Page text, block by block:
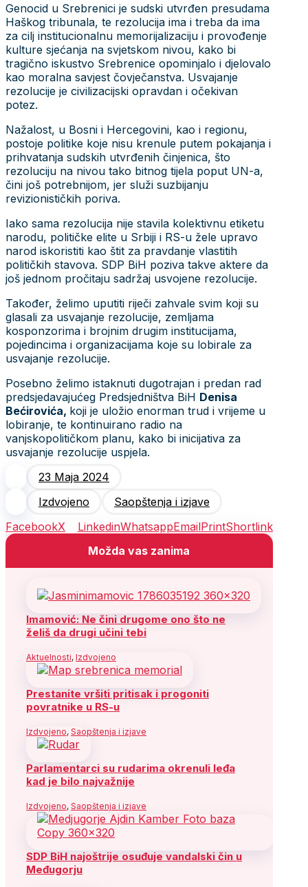
Genocid u Srebrenici je sudski utvrđen presudama
Haškog tribunala, te rezolucija ima i treba da ima
za cilj institucionalnu memorijalizaciju i provođenje
kulture sjećanja na svjetskom nivou, kako bi
tragično iskustvo Srebrenice opominjalo i djelovalo
kao moralna savjest čovječanstva. Usvajanje
rezolucije je civilizacijski opravdan i očekivan
potez.
Nažalost, u Bosni i Hercegovini, kao i regionu,
postoje politike koje nisu krenule putem pokajanja i
prihvatanja sudskih utvrđenih činjenica, što
rezoluciju na nivou tako bitnog tijela poput UN-a,
čini još potrebnijom, jer služi suzbijanju
revizionističkih poriva.
Iako sama rezolucija nije stavila kolektivnu etiketu
narodu, političke elite u Srbiji i RS-u žele upravo
narod iskoristiti kao štit za pravdanje vlastitih
političkih stavova. SDP BiH poziva takve aktere da
još jednom pročitaju sadržaj usvojene rezolucije.
Također, želimo uputiti riječi zahvale svim koji su
glasali za usvajanje rezolucije, zemljama
kosponzorima i brojnim drugim institucijama,
pojedincima i organizacijama koje su lobirale za
usvajanje rezolucije.
Posebno želimo istaknuti dugotrajan i predan rad
predsjedavajućeg Predsjedništva BiH Denisa
Bećirovića, koji je uložio enorman trud i vrijeme u
lobiranje, te kontinuirano radio na
vanjskopolitičkom planu, kako bi inicijativa za
usvajanje rezolucije uspjela.
23 Maja 2024
Izdvojeno
Saopštenja i izjave
FacebookX LinkedinWhatsappEmailPrintShortlink
Možda vas zanima
Imamović: Ne čini drugome ono što ne
želiš da drugi učini tebi
Aktuelnosti, Izdvojeno
Prestanite vršiti pritisak i progoniti
povratnike u RS-u
Izdvojeno, Saopštenja i izjave
Parlamentarci su rudarima okrenuli leđa
kad je bilo najvažnije
Izdvojeno, Saopštenja i izjave
SDP BiH najoštrije osuđuje vandalski čin u
Međugorju